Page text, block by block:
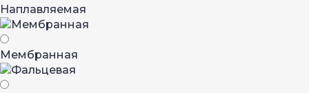
Наплавляемая
Мембранная